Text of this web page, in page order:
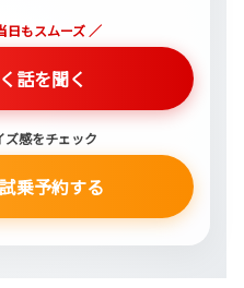
日もスムーズ ／
話を聞く
ズ感をチェック
乗予約する